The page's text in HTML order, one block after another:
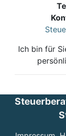
Ich bin für